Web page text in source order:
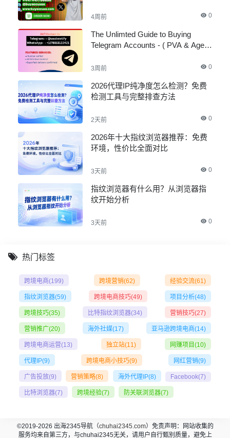
4周前 0
The Unlimted Guide to Buying
Telegram Accounts - ( PVA & Aged
3周前 0
2026代理IP纯净度怎么检测？免费
检测工具与完整排查方法
2天前 0
2026年十大指纹浏览器推荐：免费
环境，性价比全面对比
3天前 0
指纹浏览器有什么用？从浏览器指
纹开始分析
3天前 0
热门标签
跨境电商(199) 跨境营销(62) 经验交流(61)
指纹浏览器(59) 跨境电商技巧(49) 项目分析(48)
跨境技巧(35) 比特指纹浏览器(34) 营销技巧(27)
营销推广(20) 海外社媒(17) 亚马逊跨境电商(14)
跨境电商运营(13) 独立站(11) 网赚项目 (10)
代理IP(9) 跨境电商小技巧(9) 网红营销(9)
广告投放(9) 营销策略(8) 海外代理IP(8) Facebook(7)
比特浏览器(7) 跨境经验(7) 防关联浏览器(7)
©2019-2026 出海2345导航（chuhai2345.com）免责声明：网站收集的
服务均来自第三方，与chuhai2345无关，请用户自行甄别质量，避免上